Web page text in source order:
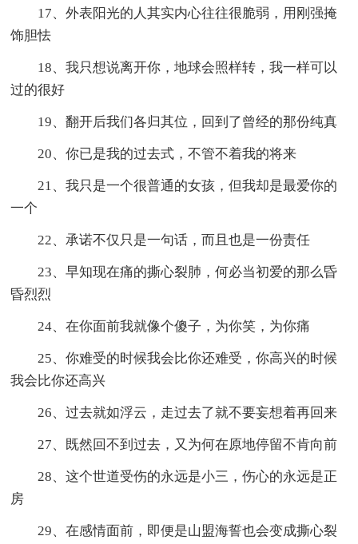
17、外表阳光的人其实内心往往很脆弱，用刚强掩
饰胆怯
18、我只想说离开你，地球会照样转，我一样可以
过的很好
19、翻开后我们各归其位，回到了曾经的那份纯真
20、你已是我的过去式，不管不着我的将来
21、我只是一个很普通的女孩，但我却是最爱你的
一个
22、承诺不仅只是一句话，而且也是一份责任
23、早知现在痛的撕心裂肺，何必当初爱的那么昏
昏烈烈
24、在你面前我就像个傻子，为你笑，为你痛
25、你难受的时候我会比你还难受，你高兴的时候
我会比你还高兴
26、过去就如浮云，走过去了就不要妄想着再回来
27、既然回不到过去，又为何在原地停留不肯向前
28、这个世道受伤的永远是小三，伤心的永远是正
房
29、在感情面前，即便是山盟海誓也会变成撕心裂